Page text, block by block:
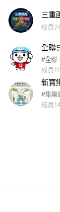
三重
成員
全聯
成員
新寶
成員